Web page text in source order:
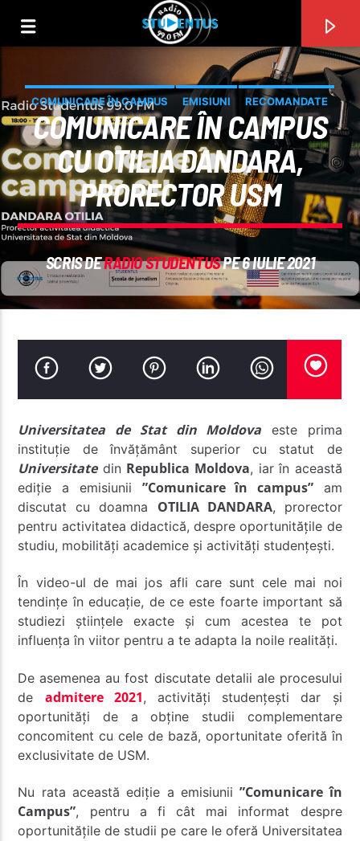
PIESA CURENTĂ
Radio Studentus
COMUNICARE ÎN CAMPUS EMISIUNI RECOMANDATE
COMUNICARE ÎN CAMPUS
CU OTILIA DANDARA,
PRORECTOR USM
SCRIS DERADIO STUDENTUSPE 6 IULIE 2021
Universitatea de Stat din Moldova este prima
instituție de învățământ superior cu statut de
Universitatedin Republica Moldova, iar în această
ediție a emisiunii ”Comunicare în campus”am
discutat cu doamna OTILIA DANDARA, prorector
pentru activitatea didactică, despre oportunitățile de
studiu, mobilități academice și activități studențești.
În video-ul de mai jos afli care sunt cele mai noi
tendințe în educație, de ce este foarte important să
studiezi științele exacte și cum acestea te pot
influența în viitor pentru a te adapta la noile realități.
De asemenea au fost discutate detalii ale procesului
de admitere 2021, activități studențești dar și
oportunități de a obține studii complementare
concomitent cu cele de bază, oportunitate oferită în
exclusivitate de USM.
Nu rata această ediție a emisiunii”Comunicare în
Campus”, pentru a fi cât mai informat despre
oportunitățile de studii pe care le oferă Universitatea